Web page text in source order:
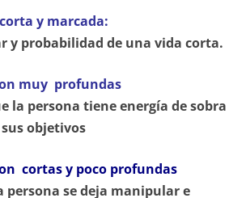
y marcada:
y probabilidad de una vida corta.
muy profundas
la persona tiene energía de sobra
objetivos
cortas y poco profundas
persona se deja manipular e